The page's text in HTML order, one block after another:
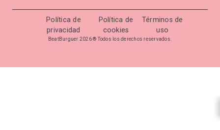
Política de
privacidad
Política de
cookies
Términos de
uso
BeatBurguer 2026 ® Todos los derechos reservados.